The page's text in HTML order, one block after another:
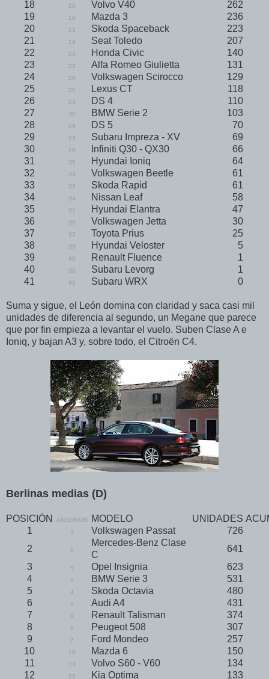
18 20 Volvo V40
262
19
18 Mazda 3
236
20
21 Skoda Spaceback
223
21
19 Seat Toledo
207
22
24 Honda Civic
140
23
22 Alfa Romeo Giulietta
131
24
26 Volkswagen Scirocco
129
25
25 Lexus CT
118
26
23 DS 4
110
27
30 BMW Serie 2
103
28
29 DS 5
70
29
27 Subaru Impreza - XV
69
30
28 Infiniti Q30 - QX30
66
31
35 Hyundai Ioniq
64
32
33 Volkswagen Beetle
61
33
32 Skoda Rapid
61
34
34 Nissan Leaf
58
35
31 Hyundai Elantra
47
36
36 Volkswagen Jetta
30
37
37 Toyota Prius
25
38
39 Hyundai Veloster
5
39
40 Renault Fluence
1
40
38 Subaru Levorg
1
41
41 Subaru WRX 0
Suma y sigue, el León domina con claridad y saca casi mil
unidades de diferencia al segundo, un Megane que parece
que por fin empieza a levantar el vuelo. Suben Clase A e
Ioniq, y bajan A3 y, sobre todo, el Citroën C4.
Berlinas medias (D)
POSICIÓN ANTERIOR MODELO UNIDADES
1
3 Volkswagen Passat
726
2
6
Mercedes-Benz Clase
C
641
3
5 Opel Insignia
623
4
2 BMW Serie 3
531
5
4 Skoda Octavia
480
6
1 Audi A4
431
7
9 Renault Talisman
374
8
8 Peugeot 508
307
9
7 Ford Mondeo
257
10
10 Mazda 6
150
11
13 Volvo S60 - V60
134
12
21 Kia Optima
133